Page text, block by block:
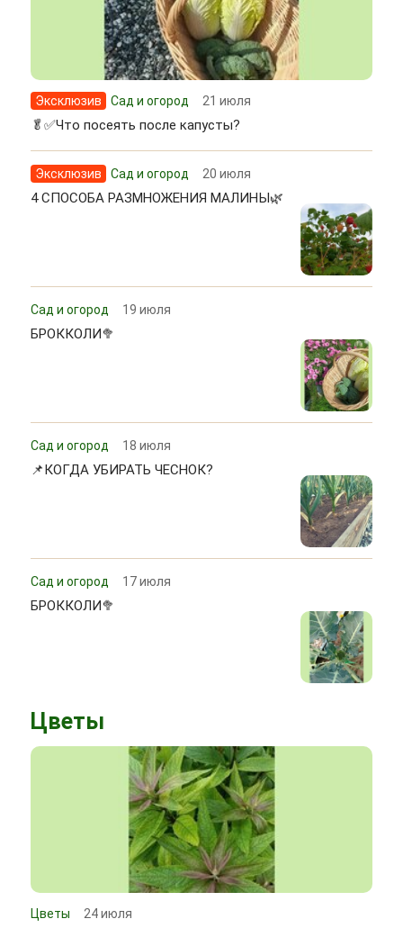
Эксклюзив Сад и огород 21 июля
🥬✅Что посеять после капусты?
Эксклюзив Сад и огород 20 июля
4 СПОСОБА РАЗМНОЖЕНИЯ МАЛИНЫ🌿
Сад и огород 19 июля
БРОККОЛИ🥦
Сад и огород 18 июля
📌КОГДА УБИРАТЬ ЧЕСНОК?
Сад и огород 17 июля
БРОККОЛИ🥦
Цветы
Цветы 24 июля